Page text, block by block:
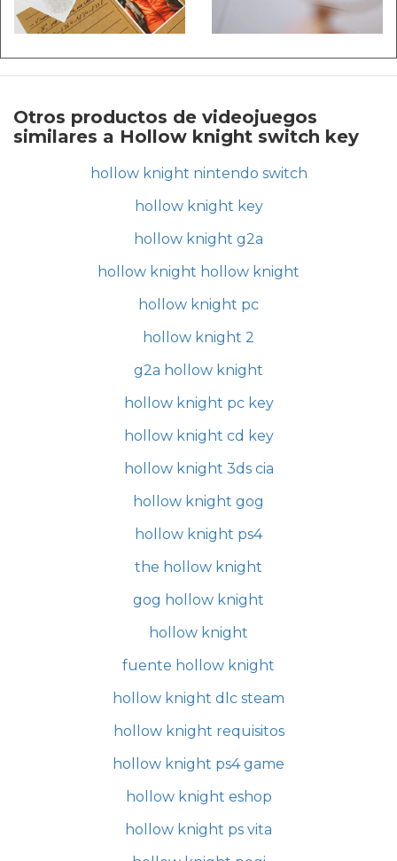
Otros productos de videojuegos
similares a Hollow knight switch key
hollow knight nintendo switch
hollow knight key
hollow knight g2a
hollow knight hollow knight
hollow knight pc
hollow knight 2
g2a hollow knight
hollow knight pc key
hollow knight cd key
hollow knight 3ds cia
hollow knight gog
hollow knight ps4
the hollow knight
gog hollow knight
hollow knight
fuente hollow knight
hollow knight dlc steam
hollow knight requisitos
hollow knight ps4 game
hollow knight eshop
hollow knight ps vita